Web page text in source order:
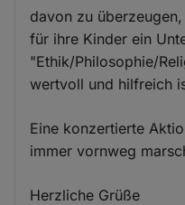
davon zu
für ihre Kinder ein
"Ethik/Philosophie/
wertvoll und hilfreich
Eine konzertierte
immer vornweg
Herzliche Grüße